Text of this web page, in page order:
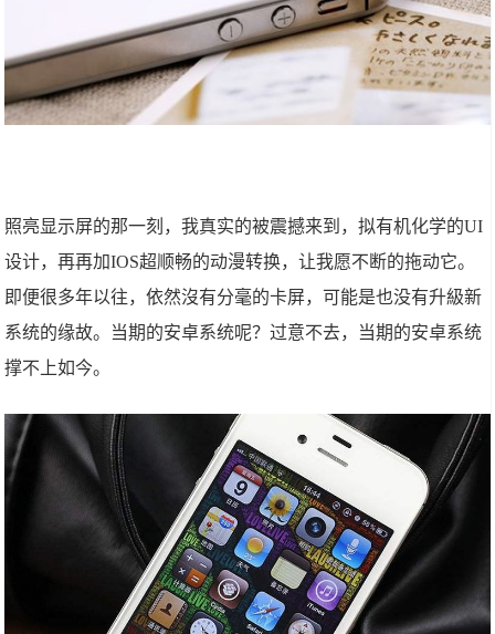
照亮显示屏的那一刻，我真实的被震撼来到，拟有机化学的UI
设计，再再加IOS超顺畅的动漫转换，让我愿不断的拖动它。
即便很多年以往，依然沒有分毫的卡屏，可能是也没有升級新
系统的缘故。当期的安卓系统呢？过意不去，当期的安卓系统
撑不上如今。